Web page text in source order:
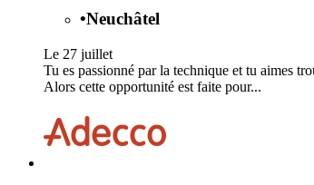
•Neuchâtel
Le 27 juillet
Tu es passionné par la technique et tu aimes
Alors cette opportunité est faite pour...